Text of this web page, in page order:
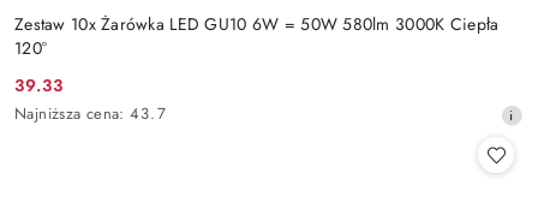
Zestaw 10x Żarówka LED GU10 6W = 50W 580lm 3000K Ciepła
120°
Cena
promocyjna:
39.33
Najniższa
Najniższa cena: 43.7